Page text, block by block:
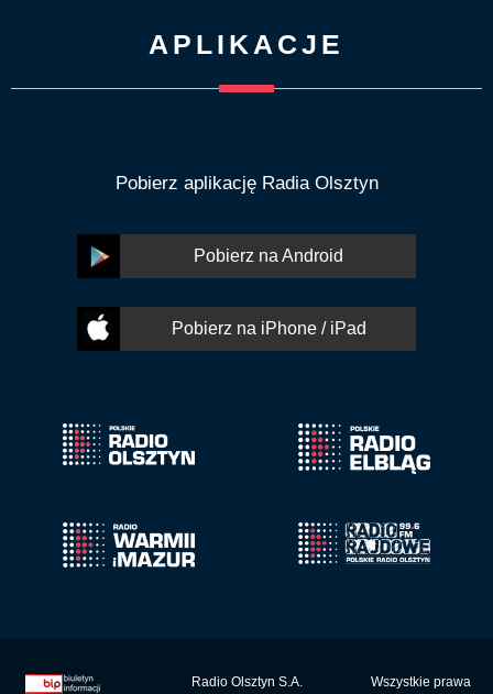
APLIKACJE
Pobierz aplikację Radia Olsztyn
Pobierz na Android
Pobierz na iPhone / iPad
Radio Olsztyn S.A. Wszystkie prawa